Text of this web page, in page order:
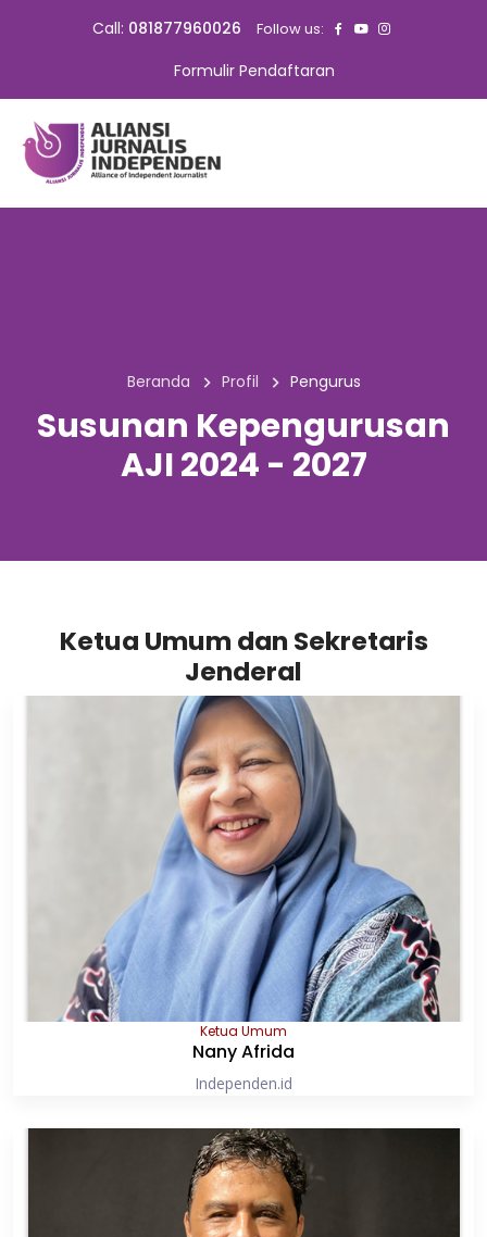
Call: 081877960026 Follow us:
Formulir Pendaftaran
Beranda Profil Pengurus
Susunan Kepengurusan
AJI 2024 - 2027
Ketua Umum dan Sekretaris
Jenderal
Ketua Umum
Nany Afrida
Independen.id